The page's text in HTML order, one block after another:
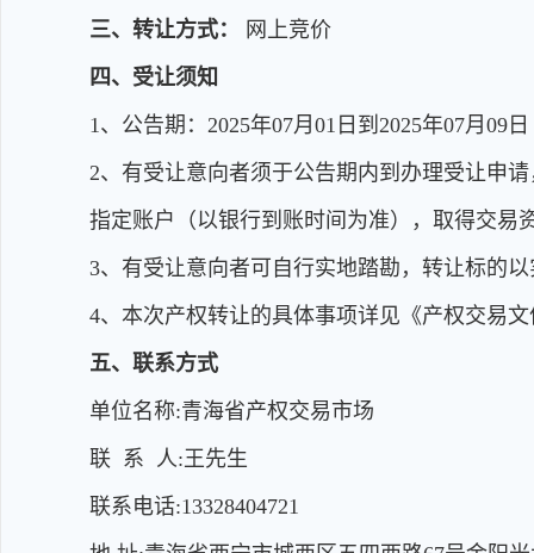
三、转让方式：
网上竞价
四、受让须知
1、公告期：2025年07月01日到2025年07月09
2、有受让意向者须于公告期内到办理受让申
指定账户（以银行到账时间为准），取得交易
3、有受让意向者可自行实地踏勘，转让标的
4、本次产权转让的具体事项详见《产权交易
五、联系方式
单位名称:青海省产权交易市场
联 系 人:王先生
联系电话:13328404721